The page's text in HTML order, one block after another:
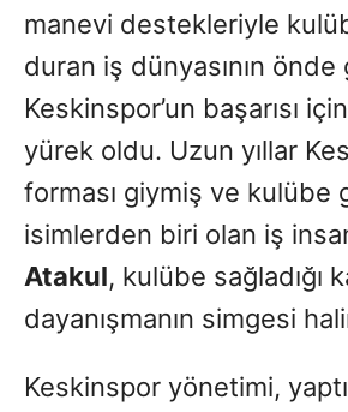
manevi destekleriyle
duran iş dünyasının
Keskinspor’un başarısı
yürek oldu. Uzun yıllar
forması giymiş ve kulübe
isimlerden biri olan iş
Atakul, kulübe sağladığı
dayanışmanın simgesi
Keskinspor yönetimi,